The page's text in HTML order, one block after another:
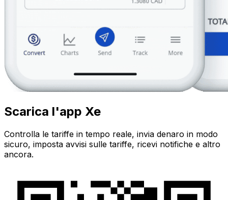
Scarica l'app Xe
Controlla le tariffe in tempo reale, invia denaro in modo
sicuro, imposta avvisi sulle tariffe, ricevi notifiche e altro
ancora.